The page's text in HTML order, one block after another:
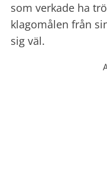
som verkade ha
klagomålen från
sig väl.